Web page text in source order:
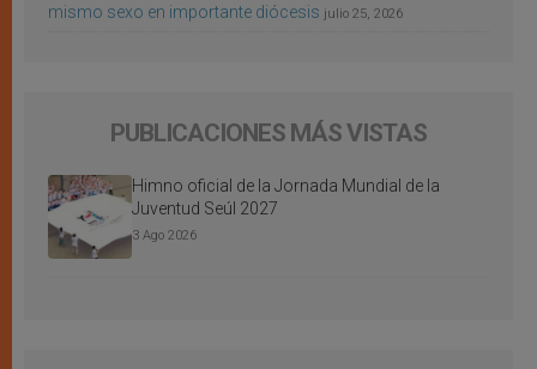
mismo sexo en importante diócesis julio 25, 2026
PUBLICACIONES MÁS VISTAS
Himno oficial de la Jornada Mundial de la
Juventud Seúl 2027
3 Ago 2026